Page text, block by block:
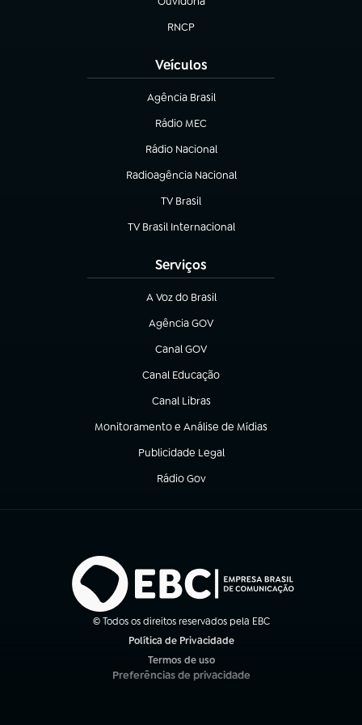
(abre em nova aba)
RNCP
(abre em nova aba)
Veículos
Agência Brasil
(abre em nova aba)
Rádio MEC
(abre em nova aba)
Rádio Nacional
Radioagência Nacional
(abre em nova aba)
TV Brasil
(abre em nova aba)
TV Brasil Internacional
(abre em nova aba)
Serviços
A Voz do Brasil
(abre em nova aba)
Agência GOV
(abre em nova aba)
Canal GOV
(abre em nova aba)
Canal Educação
(abre em nova aba)
Canal Libras
(abre em nova aba)
Monitoramento e Análise de Mídias
(abre em nova aba)
Publicidade Legal
(abre em nova aba)
Rádio Gov
(abre em nova aba)
© Todos os direitos reservados pela EBC
Política de Privacidade
Termos de uso
(abre em nova aba)
Preferências de privacidade